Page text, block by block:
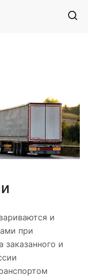
и
при
заказанного и